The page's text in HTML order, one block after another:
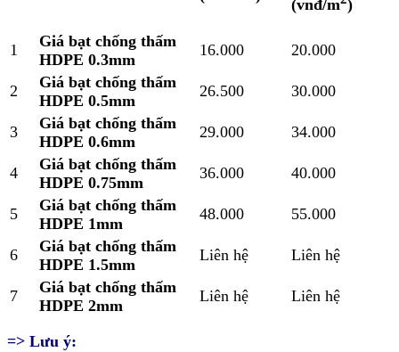
(vnđ/m )
1
Giá bạt chống thấm
HDPE 0.3mm
16.000 20.000
2
Giá bạt chống thấm
HDPE 0.5mm
26.500 30.000
3
Giá bạt chống thấm
HDPE 0.6mm
29.000 34.000
4
Giá bạt chống thấm
HDPE 0.75mm
36.000 40.000
5
Giá bạt chống thấm
HDPE 1mm
48.000 55.000
6
Giá bạt chống thấm
HDPE 1.5mm
Liên hệ Liên hệ
7
Giá bạt chống thấm
HDPE 2mm
Liên hệ Liên hệ
=> Lưu ý: